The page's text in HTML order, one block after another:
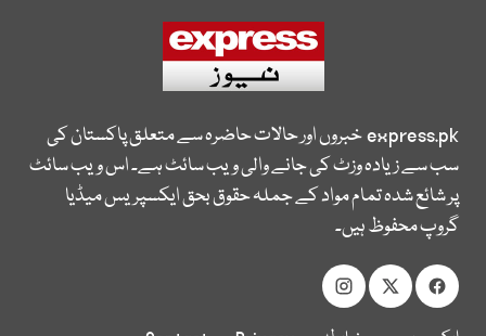
express.pkخبروں اور حالات حاضرہ سے متعلق پاکستان کی
سب سے زیادہ وزٹ کی جانے والی ویب سائٹ ہے۔ اس ویب سائٹ
پر شائع شدہ تمام مواد کے جملہ حقوق بحق ایکسپریس میڈیا
گروپ محفوظ ہیں۔